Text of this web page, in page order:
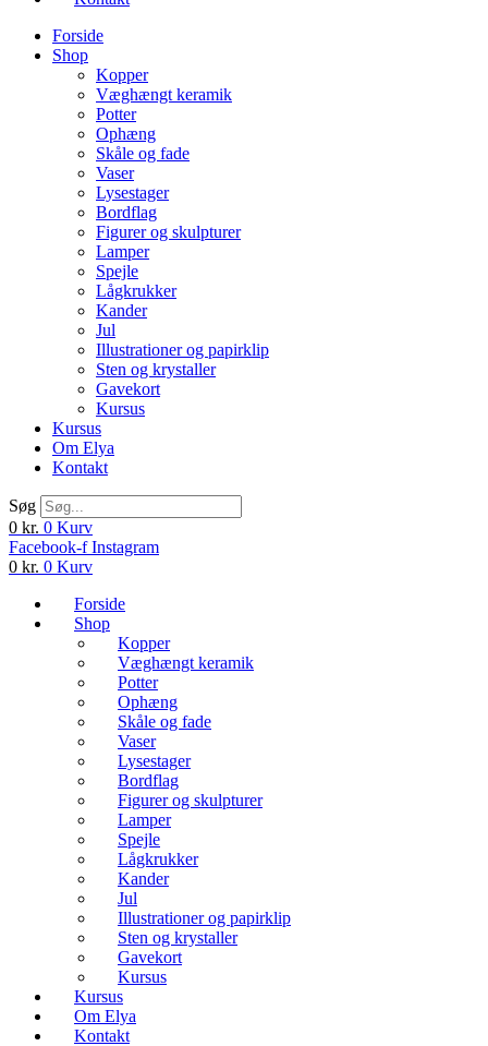
Forside
Shop
Kopper
Væghængt keramik
Potter
Ophæng
Skåle og fade
Vaser
Lysestager
Bordflag
Figurer og skulpturer
Lamper
Spejle
Lågkrukker
Kander
Jul
Illustrationer og papirklip
Sten og krystaller
Gavekort
Kursus
Kursus
Om Elya
Kontakt
Søg
0 kr. 0 Kurv
Facebook-f Instagram
0 kr. 0 Kurv
Forside
Shop
Kopper
Væghængt keramik
Potter
Ophæng
Skåle og fade
Vaser
Lysestager
Bordflag
Figurer og skulpturer
Lamper
Spejle
Lågkrukker
Kander
Jul
Illustrationer og papirklip
Sten og krystaller
Gavekort
Kursus
Kursus
Om Elya
Kontakt